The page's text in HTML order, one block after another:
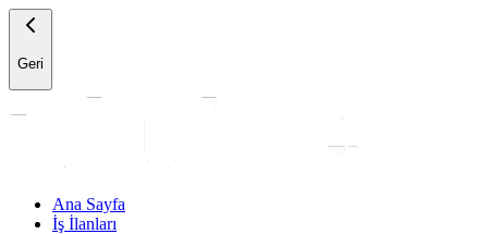
Geri
Ana Sayfa
İş İlanları